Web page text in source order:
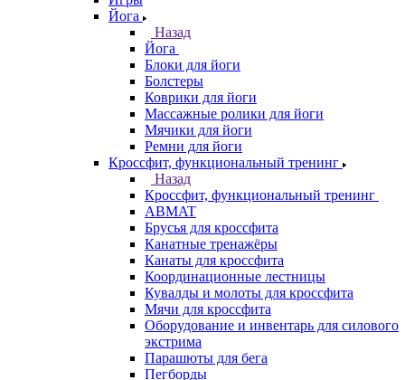
Йога
Назад
Йога
Блоки для йоги
Болстеры
Коврики для йоги
Массажные ролики для йоги
Мячики для йоги
Ремни для йоги
Кроссфит, функциональный тренинг
Назад
Кроссфит, функциональный тренинг
ABMAT
Брусья для кроссфита
Канатные тренажёры
Канаты для кроссфита
Координационные лестницы
Кувалды и молоты для кроссфита
Мячи для кроссфита
Оборудование и инвентарь для силового
экстрима
Парашюты для бега
Пегборды